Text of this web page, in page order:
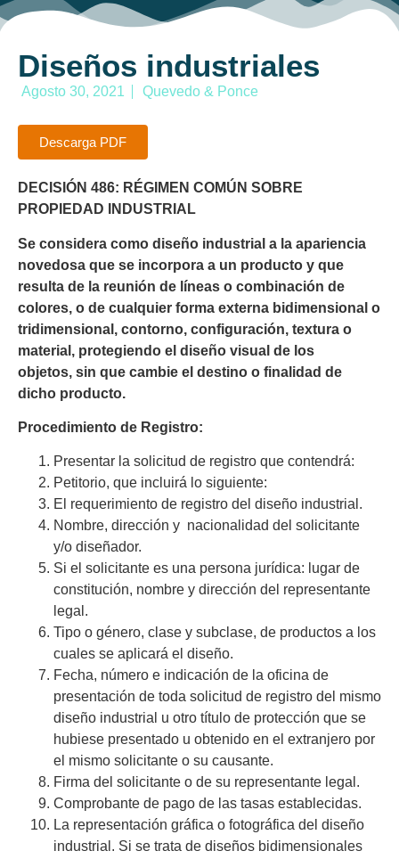
Diseños industriales
Agosto 30, 2021 Quevedo & Ponce
Descarga PDF
DECISIÓN 486: RÉGIMEN COMÚN SOBRE
PROPIEDAD INDUSTRIAL
Se considera como diseño industrial a la apariencia
novedosa que se incorpora a un producto y que
resulta de la reunión de líneas o combinación de
colores, o de cualquier forma externa bidimensional o
tridimensional, contorno, configuración, textura o
material, protegiendo el diseño visual de los
objetos, sin que cambie el destino o finalidad de
dicho producto.
Procedimiento de Registro:
Presentar la solicitud de registro que contendrá:
Petitorio, que incluirá lo siguiente:
El requerimiento de registro del diseño industrial.
Nombre, dirección y nacionalidad del solicitante
y/o diseñador.
Si el solicitante es una persona jurídica: lugar de
constitución, nombre y dirección del representante
legal.
Tipo o género, clase y subclase, de productos a los
cuales se aplicará el diseño.
Fecha, número e indicación de la oficina de
presentación de toda solicitud de registro del mismo
diseño industrial u otro título de protección que se
hubiese presentado u obtenido en el extranjero por
el mismo solicitante o su causante.
Firma del solicitante o de su representante legal.
Comprobante de pago de las tasas establecidas.
La representación gráfica o fotográfica del diseño
industrial. Si se trata de diseños bidimensionales